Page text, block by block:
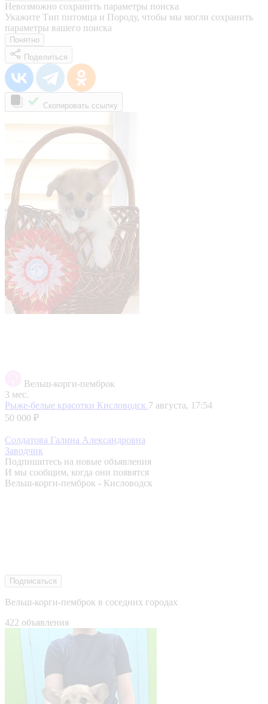
Невозможно сохранить параметры поиска
Укажите Тип питомца и Породу, чтобы мы могли сохранить
параметры вашего поиска
Понятно
Поделиться
Скопировать ссылку
Вельш-корги-пемброк
3 мес.
Рыже-белые красотки Кисловодск 7 августа, 17:54
50 000 ₽
Cолдатова Галина Александровна
Заводчик
Подпишитесь на новые объявления
И мы сообщим, когда они появятся
Вельш-корги-пемброк - Кисловодск
Подписаться
Вельш-корги-пемброк в соседних городах
422 объявления